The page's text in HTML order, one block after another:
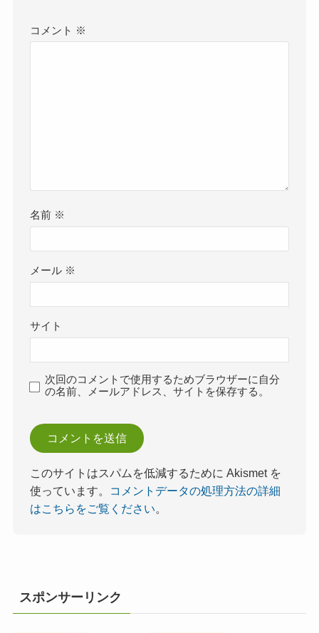
コメント ※
名前 ※
メール ※
サイト
次回のコメントで使用するためブラウザーに自分
の名前、メールアドレス、サイトを保存する。
このサイトはスパムを低減するために Akismet を
使っています。
コメントデータの処理方法の詳細
はこちらをご覧ください。
スポンサーリンク